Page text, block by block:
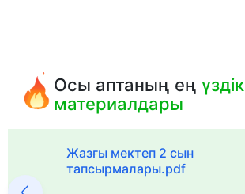
Осы аптаның еңүздік
материалдары
Жазғы мектеп 2 сын
тапсырмалары.pdf